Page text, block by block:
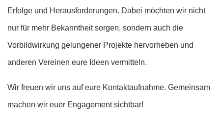
Erfolge und Herausforderungen. Dabei möchten wir nicht
nur für mehr Bekanntheit sorgen, sondern auch die
Vorbildwirkung gelungener Projekte hervorheben und
anderen Vereinen eure Ideen vermitteln.
Wir freuen wir uns auf eure Kontaktaufnahme. Gemeinsam
machen wir euer Engagement sichtbar!